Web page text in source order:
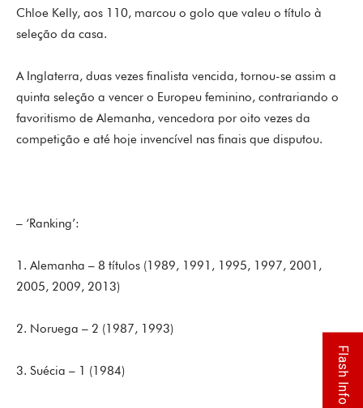
Chloe Kelly, aos 110, marcou o golo que valeu o título à
seleção da casa.
A Inglaterra, duas vezes finalista vencida, tornou-se assim a
quinta seleção a vencer o Europeu feminino, contrariando o
favoritismo de Alemanha, vencedora por oito vezes da
competição e até hoje invencível nas finais que disputou.
– ‘Ranking’:
1. Alemanha – 8 títulos (1989, 1991, 1995, 1997, 2001,
2005, 2009, 2013)
2. Noruega – 2 (1987, 1993)
3. Suécia – 1 (1984) Flash Info